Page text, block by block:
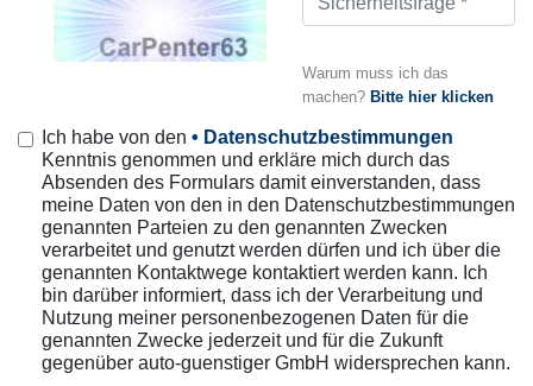
Warum muss ich das
machen? Bitte hier klicken
Ich habe von den • Datenschutzbestimmungen
Kenntnis genommen und erkläre mich durch das
Absenden des Formulars damit einverstanden, dass
meine Daten von den in den Datenschutzbestimmungen
genannten Parteien zu den genannten Zwecken
verarbeitet und genutzt werden dürfen und ich über die
genannten Kontaktwege kontaktiert werden kann. Ich
bin darüber informiert, dass ich der Verarbeitung und
Nutzung meiner personenbezogenen Daten für die
genannten Zwecke jederzeit und für die Zukunft
gegenüber auto-guenstiger GmbH widersprechen kann.